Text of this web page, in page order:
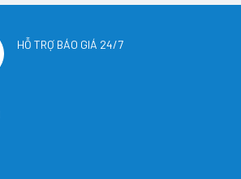
HỖ TRỢ BÁO GIÁ 24/7